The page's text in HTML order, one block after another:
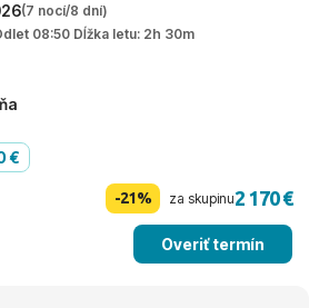
(7 nocí/8 dní)
08:50 Dĺžka letu: 2h 30m
€
-21% za skupinu2 170 €
Overiť termín